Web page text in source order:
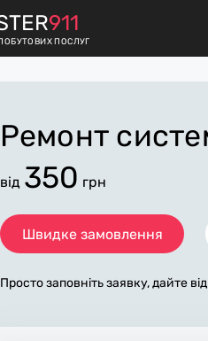
911
ПОСЛУГ
Ремонт
від 350 грн
Швидке замовлення
Просто заповніть заявку, дайте